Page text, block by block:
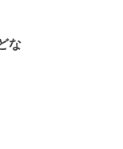
な